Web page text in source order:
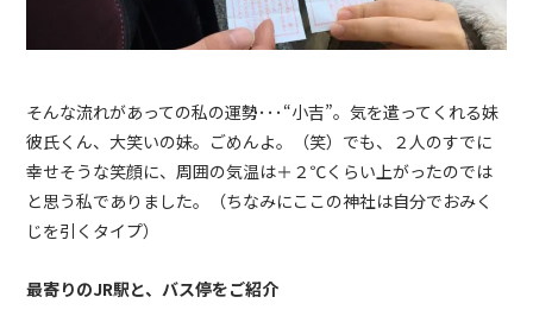
そんな流れがあっての私の運勢･･･“小吉”。気を遣ってくれる妹
彼氏くん、大笑いの妹。ごめんよ。（笑）でも、２人のすでに
幸せそうな笑顔に、周囲の気温は＋２℃くらい上がったのでは
と思う私でありました。（ちなみにここの神社は自分でおみく
じを引くタイプ）
最寄りのJR駅と、バス停をご紹介